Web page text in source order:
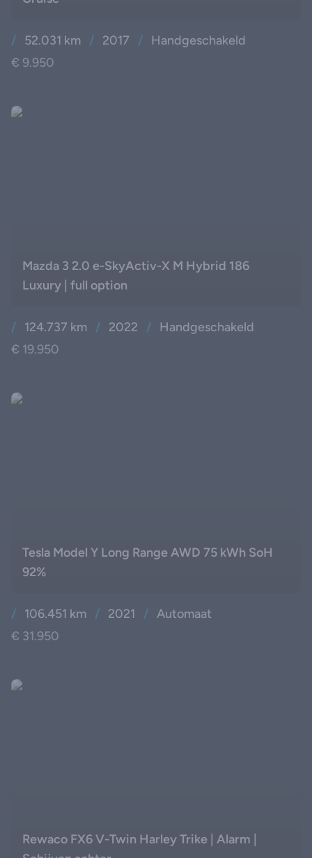
/ 52.031 km / 2017 / Handgeschakeld
€ 9.950
/ 124.737 km / 2022 / Handgeschakeld
€ 19.950
Mazda 3 2.0 e-SkyActiv-X M Hybrid 186
Luxury | full option
/ 106.451 km / 2021 / Automaat
€ 31.950
Tesla Model Y Long Range AWD 75 kWh SoH
92%
Rewaco FX6 V-Twin Harley Trike | Alarm |